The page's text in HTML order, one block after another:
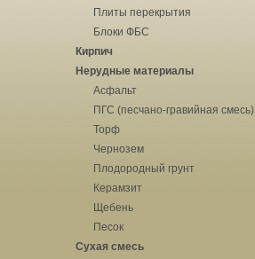
Плиты перекрытия
Блоки ФБС
Кирпич
Нерудные материалы
Асфальт
ПГС (песчано-гравийная смесь)
Торф
Чернозем
Плодородный грунт
Керамзит
Щебень
Песок
Сухая смесь